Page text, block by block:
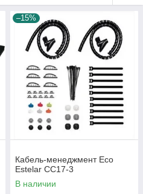
–15%
Кабель-менеджмент Eco
Estelar CC17-3
В наличии